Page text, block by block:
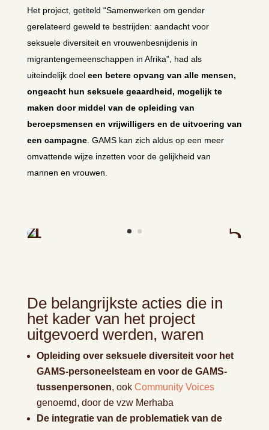
Het project, getiteld “Samenwerken om gender
gerelateerd geweld te bestrijden: aandacht voor
seksuele diversiteit en vrouwenbesnijdenis in
migrantengemeenschappen in Afrika”, had als
uiteindelijk doel een betere opvang van alle mensen,
ongeacht hun seksuele geaardheid, mogelijk te
maken door middel van de opleiding van
beroepsmensen en vrijwilligers en de uitvoering van
een campagne. GAMS kan zich aldus op een meer
omvattende wijze inzetten voor de gelijkheid van
mannen en vrouwen.
De belangrijkste acties die in
het kader van het project
uitgevoerd werden, waren
Opleiding over seksuele diversiteit voor het
GAMS-personeelsteam en voor de GAMS-
tussenpersonen, ook Community Voices
genoemd, door de vzw Merhaba
De integratie van de problematiek van de